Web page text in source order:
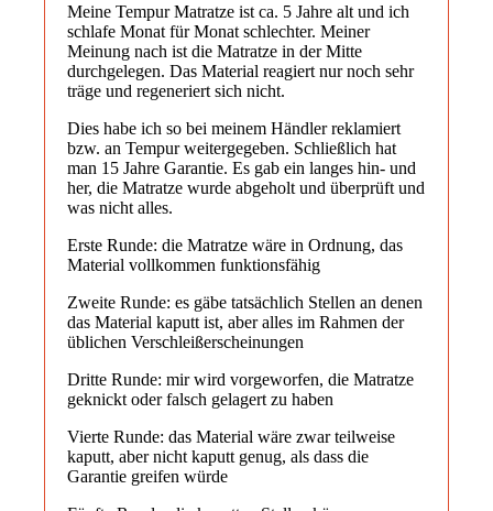
Meine Tempur Matratze ist ca. 5 Jahre alt und ich
schlafe Monat für Monat schlechter. Meiner
Meinung nach ist die Matratze in der Mitte
durchgelegen. Das Material reagiert nur noch sehr
träge und regeneriert sich nicht.
Dies habe ich so bei meinem Händler reklamiert
bzw. an Tempur weitergegeben. Schließlich hat
man 15 Jahre Garantie. Es gab ein langes hin- und
her, die Matratze wurde abgeholt und überprüft und
was nicht alles.
Erste Runde: die Matratze wäre in Ordnung, das
Material vollkommen funktionsfähig
Zweite Runde: es gäbe tatsächlich Stellen an denen
das Material kaputt ist, aber alles im Rahmen der
üblichen Verschleißerscheinungen
Dritte Runde: mir wird vorgeworfen, die Matratze
geknickt oder falsch gelagert zu haben
Vierte Runde: das Material wäre zwar teilweise
kaputt, aber nicht kaputt genug, als dass die
Garantie greifen würde